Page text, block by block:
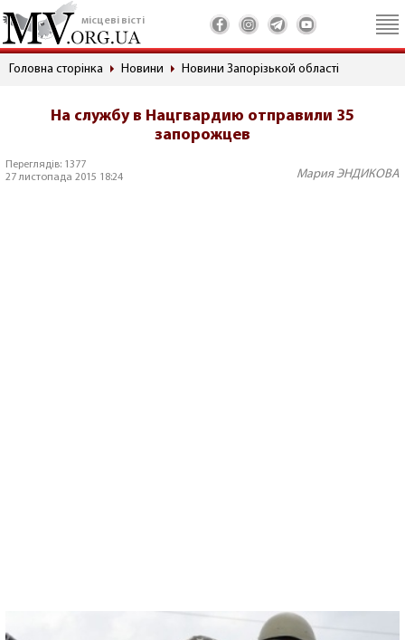
місцеві вісті
Головна сторінка Новини Новини Запорізькой області
На службу в Нацгвардию отправили 35
запорожцев
Переглядів: 1377
27 листопада 2015 18:24
Мария ЭНДИКОВА